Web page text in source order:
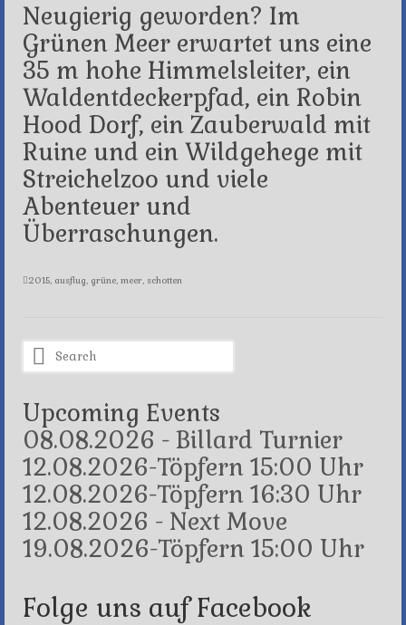
Neugierig geworden? Im
Grünen Meer erwartet uns eine
35 m hohe Himmelsleiter, ein
Waldentdeckerpfad, ein Robin
Hood Dorf, ein Zauberwald mit
Ruine und ein Wildgehege mit
Streichelzoo und viele
Abenteuer und
Überraschungen.
2015, ausflug, grüne, meer, schotten
Search
for:
Upcoming Events
08.08.2026 - Billard Turnier
12.08.2026-Töpfern 15:00 Uhr
12.08.2026-Töpfern 16:30 Uhr
12.08.2026 - Next Move
19.08.2026-Töpfern 15:00 Uhr
Folge uns auf Facebook